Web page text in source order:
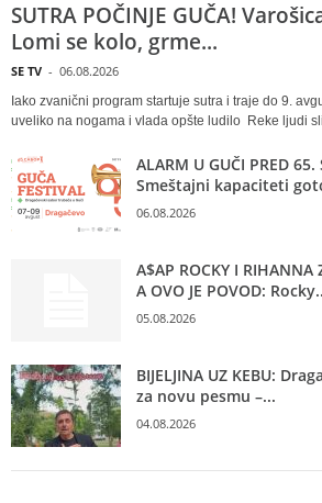
SUTRA POČINJE GUČA!
Lomi se kolo, grme...
SE TV - 06.08.2026
Iako zvanični program startuje sutra i traje do 9.
uveliko na nogama i vlada opšte ludilo Reke ljudi
ALARM U GUČI PRED 65.
Smeštajni kapaciteti
06.08.2026
A$AP ROCKY I RIHANNA
A OVO JE POVOD:
05.08.2026
BIJELJINA UZ KEBU:
za novu pesmu –...
04.08.2026